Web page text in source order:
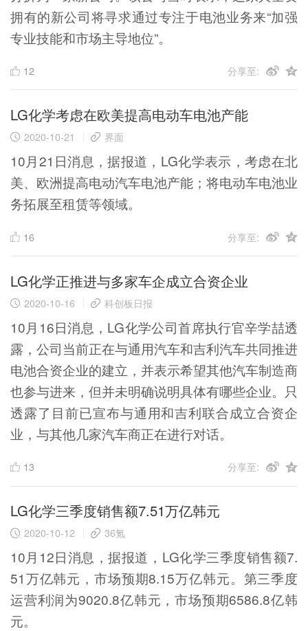
拥有的新公司将寻求通过专注于电池业务来“加强
专业技能和市场主导地位”。
12 分享至:
LG化学考虑在欧美提高电动车电池产能
2020-10-21 界面
10月21日消息，据报道，LG化学表示，考虑在北
美、欧洲提高电动汽车电池产能；将电动车电池业
务拓展至租赁等领域。
16 分享至:
LG化学正推进与多家车企成立合资企业
2020-10-16 科创板日报
10月16日消息，LG化学公司首席执行官辛学喆透
露，公司当前正在与通用汽车和吉利汽车共同推进
电池合资企业的建立，并表示希望其他汽车制造商
也参与进来，但并未明确说明具体有哪些企业。只
透露了目前已宣布与通用和吉利联合成立合资企
业，与其他几家汽车商正在进行对话。
13 分享至:
LG化学三季度销售额7.51万亿韩元
2020-10-12 36氪
10月12日消息，据报道，LG化学三季度销售额7.
51万亿韩元，市场预期8.15万亿韩元。第三季度
运营利润为9020.8亿韩元，市场预期6586.8亿韩
元。